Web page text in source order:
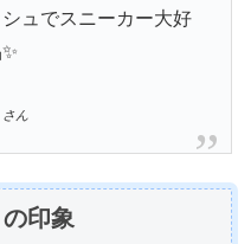
ュでスニーカー大好
ん
印象